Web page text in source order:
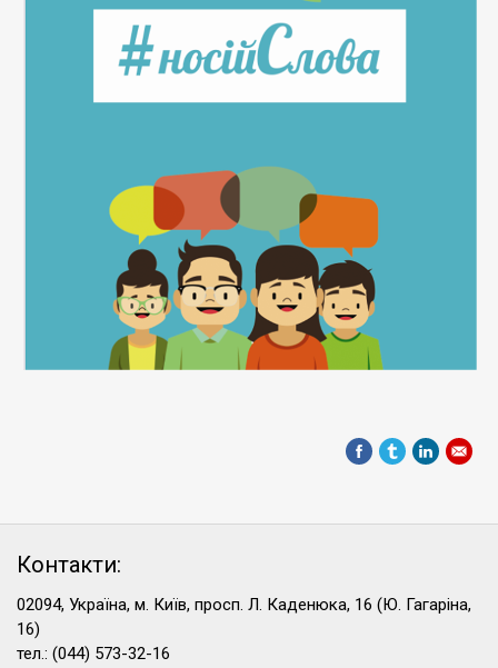
Контакти:
02094, Україна, м. Київ, просп. Л. Каденюка, 16 (Ю. Гагаріна,
16)
тел.: (044) 573-32-16